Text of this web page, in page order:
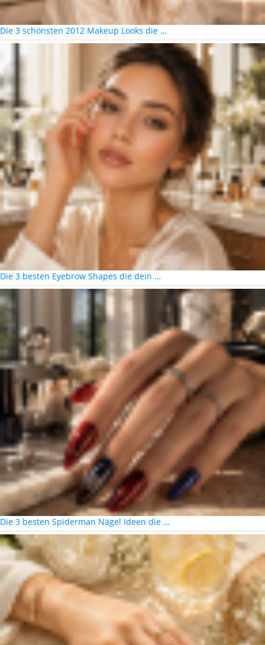
Die 3 schönsten 2012 Makeup Looks die …
Die 3 besten Eyebrow Shapes die dein …
Die 3 besten Spiderman Nägel Ideen die …